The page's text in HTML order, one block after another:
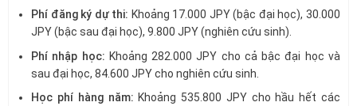
Phí đăng ký dự thi: Khoảng 17.000 JPY (bậc đại học), 30.000
JPY (bậc sau đại học), 9.800 JPY (nghiên cứu sinh).
Phí nhập học: Khoảng 282.000 JPY cho cả bậc đại học và
sau đại học, 84.600 JPY cho nghiên cứu sinh.
Học phí hàng năm: Khoảng 535.800 JPY cho hầu hết các